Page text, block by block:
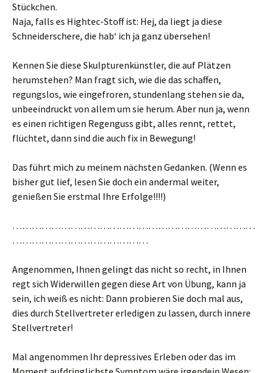
Stückchen.
Naja, falls es Hightec-Stoff ist: Hej, da liegt ja diese
Schneiderschere, die hab‘ ich ja ganz übersehen!
Kennen Sie diese Skulpturenkünstler, die auf Plätzen
herumstehen? Man fragt sich, wie die das schaffen,
regungslos, wie eingefroren, stundenlang stehen sie da,
unbeeindruckt von allem um sie herum. Aber nun ja, wenn
es einen richtigen Regenguss gibt, alles rennt, rettet,
flüchtet, dann sind die auch fix in Bewegung!
Das führt mich zu meinem nächsten Gedanken. (Wenn es
bisher gut lief, lesen Sie doch ein andermal weiter,
genießen Sie erstmal Ihre Erfolge!!!!)
…………………………………………………………………
……………………………………
Angenommen, Ihnen gelingt das nicht so recht, in Ihnen
regt sich Widerwillen gegen diese Art von Übung, kann ja
sein, ich weiß es nicht: Dann probieren Sie doch mal aus,
dies durch Stellvertreter erledigen zu lassen, durch innere
Stellvertreter!
Mal angenommen Ihr depressives Erleben oder das im